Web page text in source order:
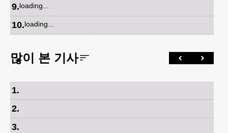
9.loading...
10.loading...
많이 본 기사
1.
2.
3.